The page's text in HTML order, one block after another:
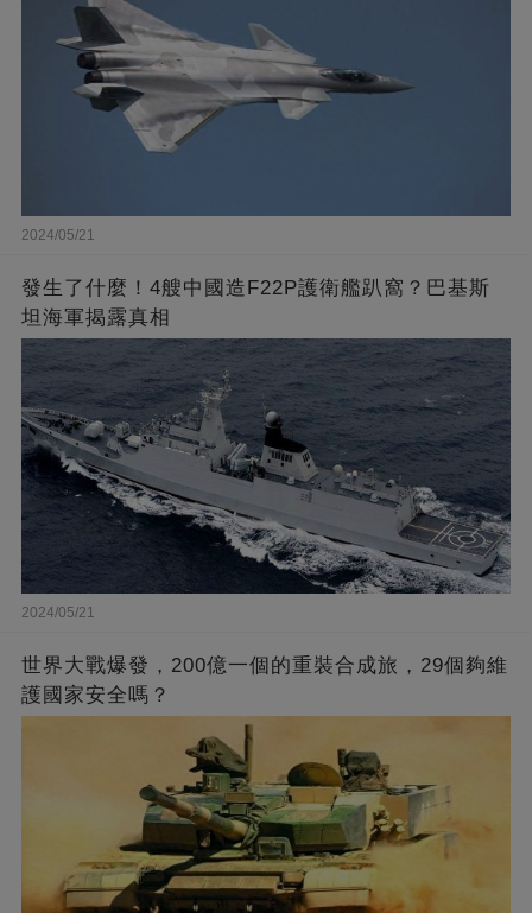
2024/05/21
發生了什麼！4艘中國造F22P護衛艦趴窩？巴基斯
坦海軍揭露真相
2024/05/21
世界大戰爆發，200億一個的重裝合成旅，29個夠維
護國家安全嗎？